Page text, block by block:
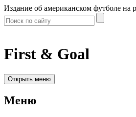
Издание об американском футболе на
First & Goal
Открыть меню
Меню